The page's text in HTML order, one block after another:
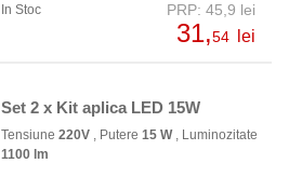
In Stoc PRP: 45,9 lei
31,54 lei
Set 2 x Kit aplica LED 15W
Tensiune 220V , Putere 15 W, Luminozitate
1100 lm